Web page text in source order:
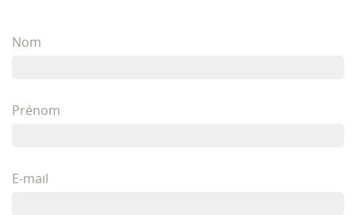
Nom
Prénom
E-mail